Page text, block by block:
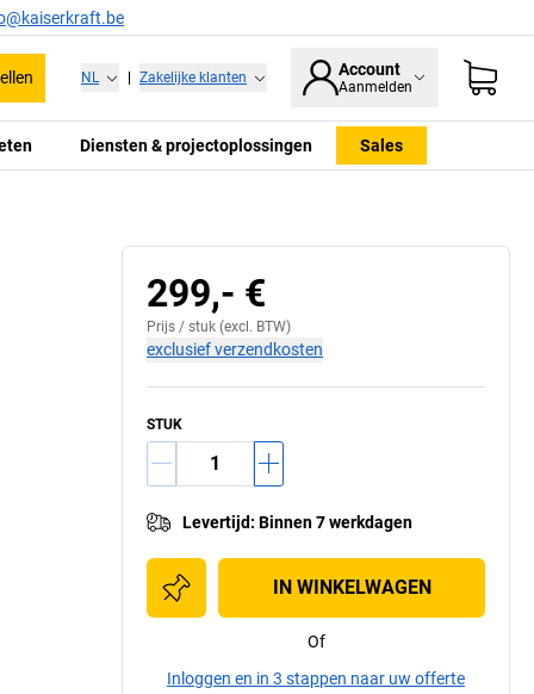
NL Zakelijke klanten Account
Aanmelden
Diensten & projectoplossingen Sales
299,- €
Prijs / stuk (excl. BTW)
exclusief verzendkosten
STUK
Levertijd: Binnen 7 werkdagen
IN WINKELWAGEN
Of
Inloggen en in 3 stappen naar uw offerte